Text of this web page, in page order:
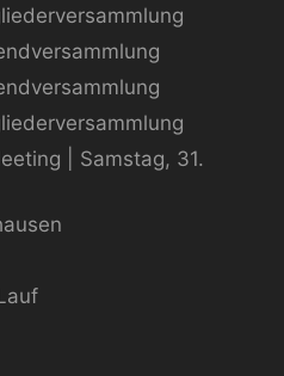
| Samstag, 31.